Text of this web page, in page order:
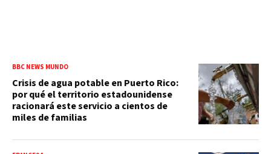
BBC NEWS MUNDO
Crisis de agua potable en Puerto Rico:
por qué el territorio estadounidense
racionará este servicio a cientos de
miles de familias